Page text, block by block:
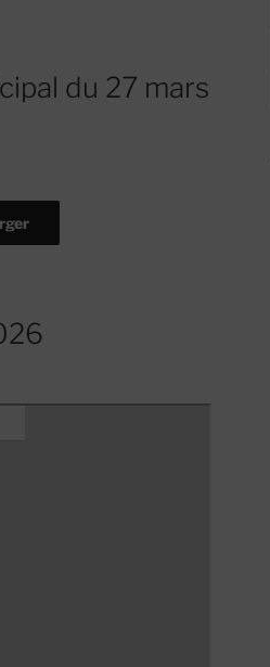
du 27 mars